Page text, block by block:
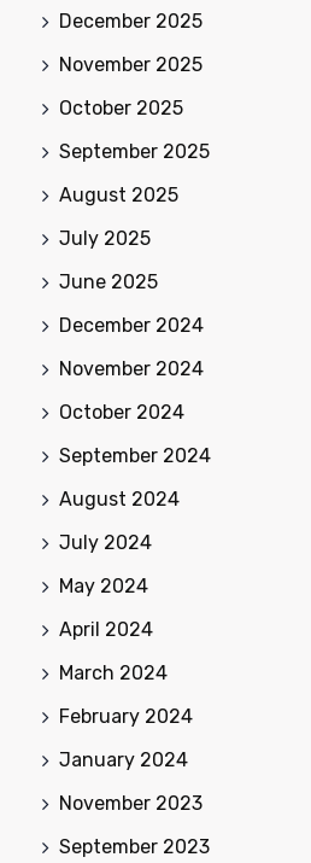
December 2025
November 2025
October 2025
September 2025
August 2025
July 2025
June 2025
December 2024
November 2024
October 2024
September 2024
August 2024
July 2024
May 2024
April 2024
March 2024
February 2024
January 2024
November 2023
September 2023